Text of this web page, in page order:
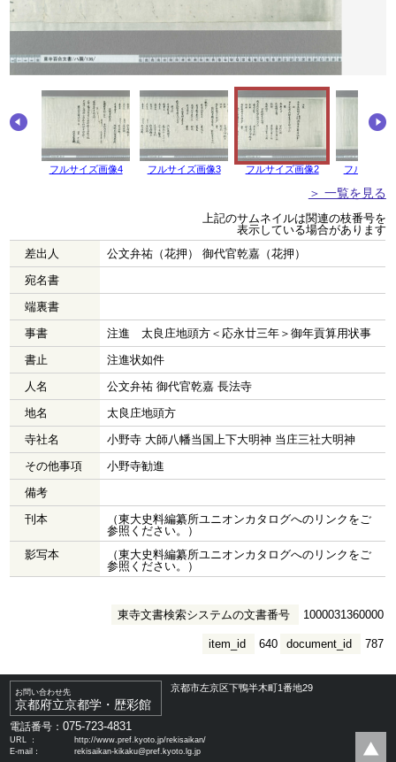
フルサイズ画像4 フルサイズ画像3 フルサイズ画像2 フルサイズ
＞ 一覧を見る
上記のサムネイルは関連の枝番号を
表示している場合があります
差出人
公文弁祐（花押） 御代官乾嘉（花押）
宛名書
端裏書
事書
注進 太良庄地頭方＜応永廿三年＞御年貢算用状事
書止
注進状如件
人名
公文弁祐 御代官乾嘉 長法寺
地名
太良庄地頭方
寺社名
小野寺 大師八幡当国上下大明神 当庄三社大明神
その他事項
小野寺勧進
備考
刊本
（東大史料編纂所ユニオンカタログへのリンクをご
参照ください。）
影写本
（東大史料編纂所ユニオンカタログへのリンクをご
参照ください。）
東寺文書検索システムの文書番号 1000031360000
document_id 787
item_id 640
お問い合わせ先
京都府立京都学・歴彩館
京都市左京区下鴨半木町1番地29
電話番号：075-723-4831
URL ：
http://www.pref.kyoto.jp/rekisaikan/
E-mail：
rekisaikan-kikaku@pref.kyoto.lg.jp